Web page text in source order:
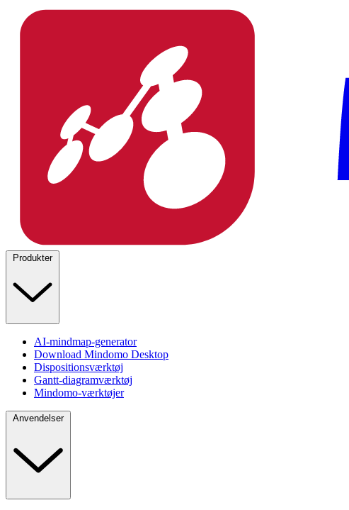
Produkter
AI-mindmap-generator
Download Mindomo Desktop
Dispositionsværktøj
Gantt-diagramværktøj
Mindomo-værktøjer
Anvendelser